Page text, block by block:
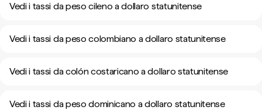
Vedi i tassi da peso cileno a dollaro statunitense
Vedi i tassi da peso colombiano a dollaro statunitense
Vedi i tassi da colón costaricano a dollaro statunitense
Vedi i tassi da peso dominicano a dollaro statunitense